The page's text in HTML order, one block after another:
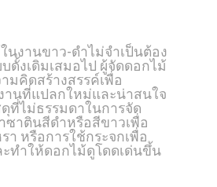
นงานขาว-ดำไม่จำเป็นต้อง
ดั้งเดิมเสมอไป ผู้จัดดอกไม้
มคิดสร้างสรรค์เพื่อ
านที่แปลกใหม่และน่าสนใจ
ที่ไม่ธรรมดาในการจัด
ซาตินสีดำหรือสีขาวเพื่อ
า หรือการใช้กระจกเพื่อ
ทำให้ดอกไม้ดูโดดเด่นขึ้น